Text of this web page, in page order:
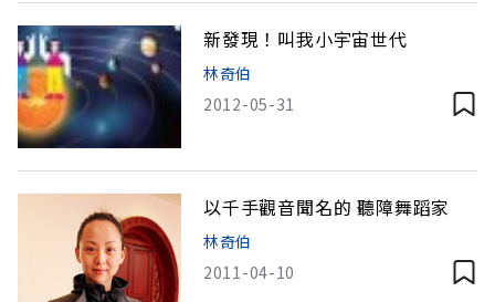
新發現！叫我小宇宙世代
林奇伯
2012-05-31
以千手觀音聞名的 聽障舞蹈家
林奇伯
2011-04-10